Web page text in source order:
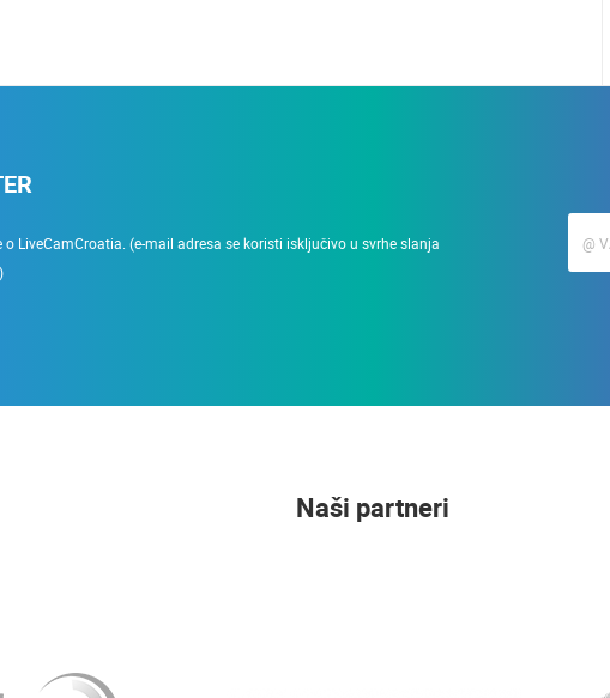
LiveCamCroatia. (e-mail adresa se koristi isključivo u svrhe slanja
Naši partneri